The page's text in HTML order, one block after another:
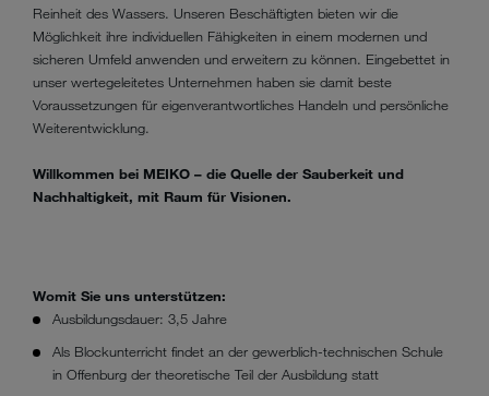
Reinheit des Wassers. Unseren Beschäftigten bieten wir die
Möglichkeit ihre individuellen Fähigkeiten in einem modernen und
sicheren Umfeld anwenden und erweitern zu können. Eingebettet in
unser wertegeleitetes Unternehmen haben sie damit beste
Voraussetzungen für eigenverantwortliches Handeln und persönliche
Weiterentwicklung.
Willkommen bei MEIKO – die Quelle der Sauberkeit und
Nachhaltigkeit, mit Raum für Visionen.
Womit Sie uns unterstützen:
Ausbildungsdauer: 3,5 Jahre
Als Blockunterricht findet an der gewerblich-technischen Schule
in Offenburg der theoretische Teil der Ausbildung statt